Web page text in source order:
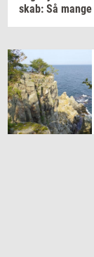
skab: Så mange